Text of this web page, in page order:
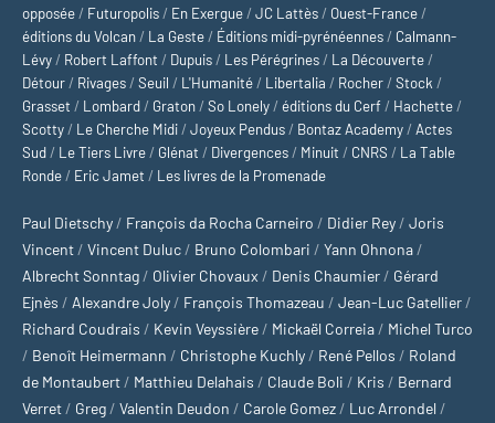
opposée / Futuropolis / En Exergue /JC Lattès / Ouest-France /
éditions du Volcan / La Geste / Éditions midi-pyrénéennes / Calmann-
Lévy / Robert Laffont / Dupuis / Les Pérégrines / La Découverte /
Détour / Rivages /Seuil / L'Humanité / Libertalia / Rocher /Stock /
Grasset / Lombard / Graton /So Lonely /éditions du Cerf / Hachette /
Scotty / Le Cherche Midi /Joyeux Pendus / Bontaz Academy / Actes
Sud / Le Tiers Livre / Glénat / Divergences / Minuit / CNRS / La Table
Ronde / Eric Jamet / Les livres de la Promenade
Paul Dietschy / François da Rocha Carneiro / Didier Rey / Joris
Vincent / Vincent Duluc / Bruno Colombari / Yann Ohnona /
Albrecht Sonntag / Olivier Chovaux / Denis Chaumier / Gérard
Ejnès / Alexandre Joly / François Thomazeau / Jean-Luc Gatellier /
Richard Coudrais / Kevin Veyssière / Mickaël Correia / Michel Turco
/ Benoît Heimermann / Christophe Kuchly / René Pellos / Roland
de Montaubert / Matthieu Delahais / Claude Boli / Kris / Bernard
Verret / Greg / Valentin Deudon / Carole Gomez / Luc Arrondel /